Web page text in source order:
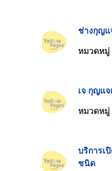
ช่างกุญ
หมวดหมู่
เจ กุญแ
หมวดหมู่
บริการเ
ชนิด